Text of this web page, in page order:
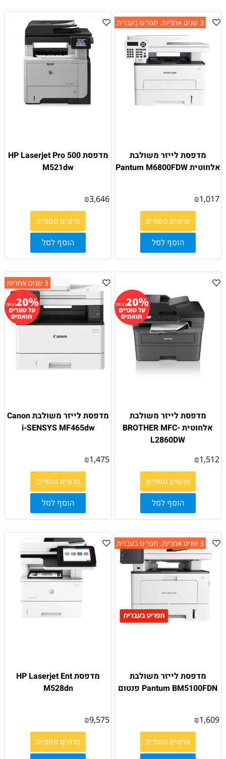
3 שנים אחריות. תפריט בעברית
מדפסת ‏לייזר משולבת
אלחוטית Pantum M6800FDW
₪1,017
פרטים נוספים
הוסף לסל
מדפסת HP Laserjet Pro 500
M521dw
₪3,646
פרטים נוספים
הוסף לסל
מדפסת לייזר משולבת
אלחוטית BROTHER MFC-
L2860DW
₪1,512
פרטים נוספים
הוסף לסל
3 שנים אחריות
מדפסת לייזר משולבת Canon
i-SENSYS MF465dw
₪1,475
פרטים נוספים
הוסף לסל
3 שנים אחריות. תפריט בעברית
מדפסת ‏לייזר משולבת
Pantum BM5100FDN פנטום
₪1,609
פרטים נוספים
מדפסת HP Laserjet Ent
M528dn
₪9,575
פרטים נוספים